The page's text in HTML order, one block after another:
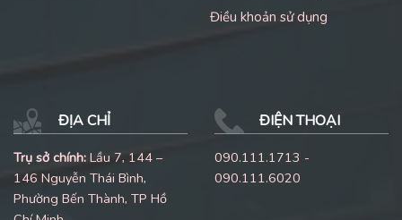
Điều khoản sử dụng
ĐỊA CHỈ
Trụ sở chính: Lầu 7, 144 –
146 Nguyễn Thái Bình,
Phường Bến Thành, TP Hồ
ĐIỆN THOẠI
090.111.1713 -
090.111.6020